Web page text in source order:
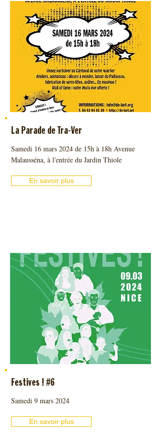
La Parade de Tra-Ver
Samedi 16 mars 2024 de 15h à 18h Avenue
Malausséna, à l'entrée du Jardin Thiole
En savoir plus
Festives ! #6
Samedi 9 mars 2024
En savoir plus